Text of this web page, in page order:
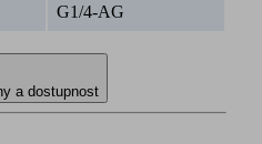
G1/4-AG
a dostupnost